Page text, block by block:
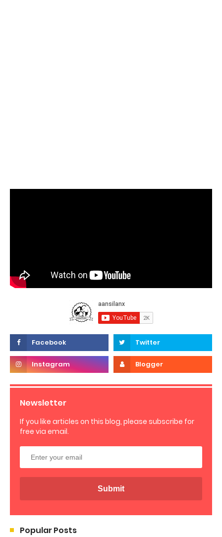
Newsletter
If you like articles on this blog, please subscribe for
free via email.
Popular Posts